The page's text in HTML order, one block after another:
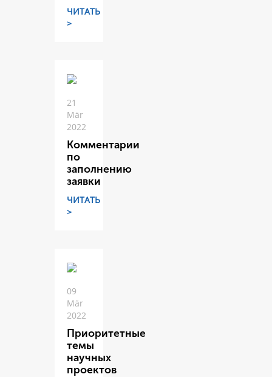
ЧИТАТЬ
>
21
Mär
2022
Комментарии
по
заполнению
заявки
ЧИТАТЬ
>
09
Mär
2022
Приоритетные
темы
научных
проектов